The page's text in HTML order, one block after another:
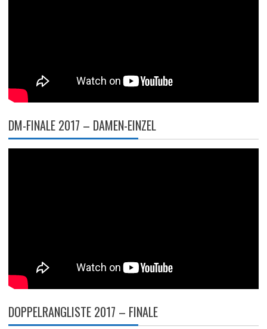
DM-FINALE 2017 – DAMEN-EINZEL
DOPPELRANGLISTE 2017 – FINALE